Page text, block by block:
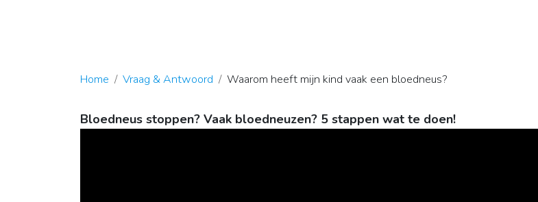
Home Vraag & Antwoord Waarom heeft mijn kind vaak een bloedneus?
Bloedneus stoppen? Vaak bloedneuzen? 5 stappen wat te doen!